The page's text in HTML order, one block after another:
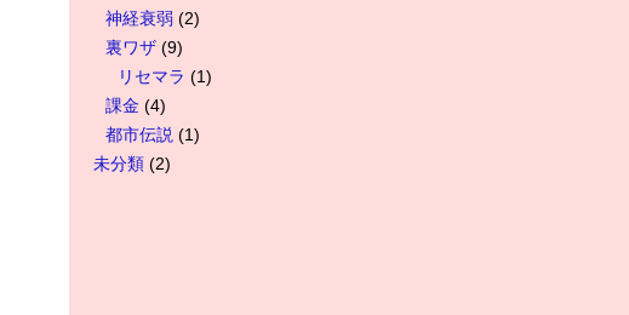
神経衰弱 (2)
裏ワザ (9)
リセマラ (1)
課金 (4)
都市伝説 (1)
未分類 (2)